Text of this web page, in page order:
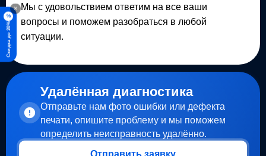
×
%
Скидка до 20%
Мы с удовольствием ответим на все ваши
вопросы и поможем разобраться в любой
ситуации.
Удалённая диагностика
Отправьте нам фото ошибки или дефекта
печати, опишите проблему и мы поможем
определить неисправность удалённо.
Отправить заявку